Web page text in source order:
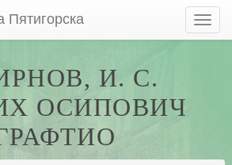
И. С.
ОСИПОВИЧ